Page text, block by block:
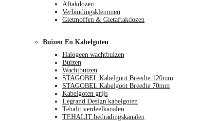
Aftakdozen
Verbindingsklemmen
Gietmoffen & Gietaftakdozen
Buizen En Kabelgoten
Halogeen wachtbuizen
Buizen
Wachtbuizen
STAGOBEL Kabelgoot Breedte 120mm
STAGOBEL Kabelgoot Breedte 70mm
Kabelgoten grijs
Legrand Design kabelgoten
Tehalit verdeelkanalen
TEHALIT bedradingskanalen